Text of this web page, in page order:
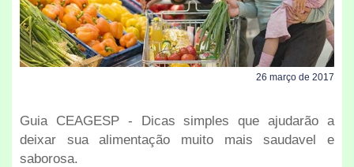
26 março de 2017
Guia CEAGESP - Dicas simples que ajudarão a
deixar sua alimentação muito mais saudavel e
saborosa.